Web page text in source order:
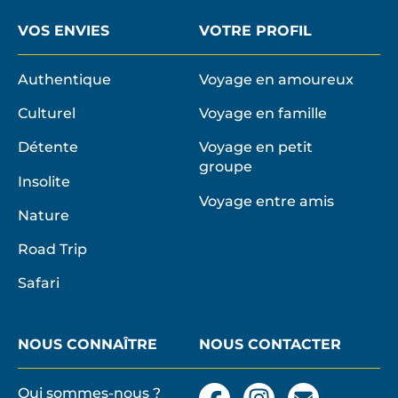
VOS ENVIES
Authentique
Culturel
Détente
Insolite
Nature
Road Trip
Safari
VOTRE PROFIL
Voyage en amoureux
Voyage en famille
Voyage en petit
groupe
Voyage entre amis
NOUS CONNAÎTRE
Qui sommes-nous ?
NOUS CONTACTER
FacebookInstagram
Nous